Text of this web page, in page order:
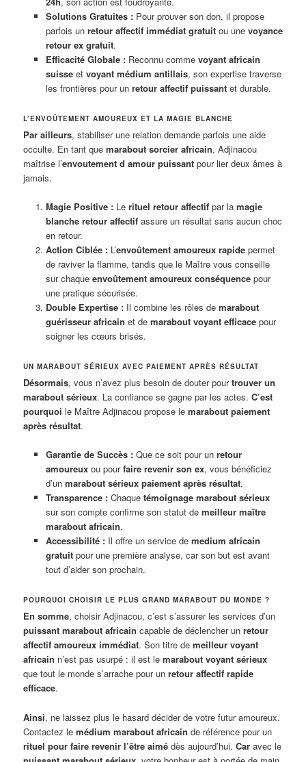
Solutions Gratuites :Pour prouver son don, il propose
parfois un retour affectif immédiat gratuitou une voyance
retour ex gratuit.
Efficacité Globale :Reconnu comme voyant africain
suisseet voyant médium antillais, son expertise traverse
les frontières pour un retour affectif puissantet durable.
L’ENVOÛTEMENT AMOUREUX ET LA MAGIE BLANCHE
Par ailleurs, stabiliser une relation demande parfois une aide
occulte. En tant quemarabout sorcier africain, Adjinacou
maîtrise l’envoutement d amour puissant pour lier deux âmes à
jamais.
Magie Positive :Le rituel retour affectifpar la magie
blanche retour affectifassure un résultat sans aucun choc
en retour.
Action Ciblée :L’envoûtement amoureux rapidepermet
de raviver la flamme, tandis que le Maître vous conseille
sur chaque envoûtement amoureux conséquencepour
une pratique sécurisée.
Double Expertise :Il combine les rôles de marabout
guérisseur africain et de marabout voyant efficacepour
soigner les cœurs brisés.
UN MARABOUT SÉRIEUX AVEC PAIEMENT APRÈS RÉSULTAT
Désormais, vous n’avez plus besoin de douter pourtrouver un
marabout sérieux. La confiance se gagne par les actes.C’est
pourquoi le Maître Adjinacou propose lemarabout paiement
après résultat.
Garantie de Succès :Que ce soit pour un retour
amoureuxou pourfaire revenir son ex, vous bénéficiez
d’un marabout sérieux paiement après résultat.
Transparence :Chaque témoignage marabout sérieux
sur son compte confirme son statut de meilleur maître
marabout africain.
Accessibilité :Il offre un service de medium africain
gratuitpour une première analyse, car son but est avant
tout d’aider son prochain.
POURQUOI CHOISIR LE PLUS GRAND MARABOUT DU MONDE ?
En somme, choisir Adjinacou, c’est s’assurer les services d’un
puissant marabout africain capable de déclencher unretour
affectif amoureux immédiat. Son titre demeilleur voyant
africain n’est pas usurpé : il est lemarabout voyant sérieux
que tout le monde s’arrache pour unretour affectif rapide
efficace.
Ainsi, ne laissez plus le hasard décider de votre futur amoureux.
Contactez lemédium marabout africain de référence pour un
rituel pour faire revenir l’être aimé dès aujourd’hui.Car avec le